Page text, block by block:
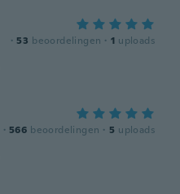
· 53 beoordelingen · 1 uploads
· 566 beoordelingen · 5 uploads